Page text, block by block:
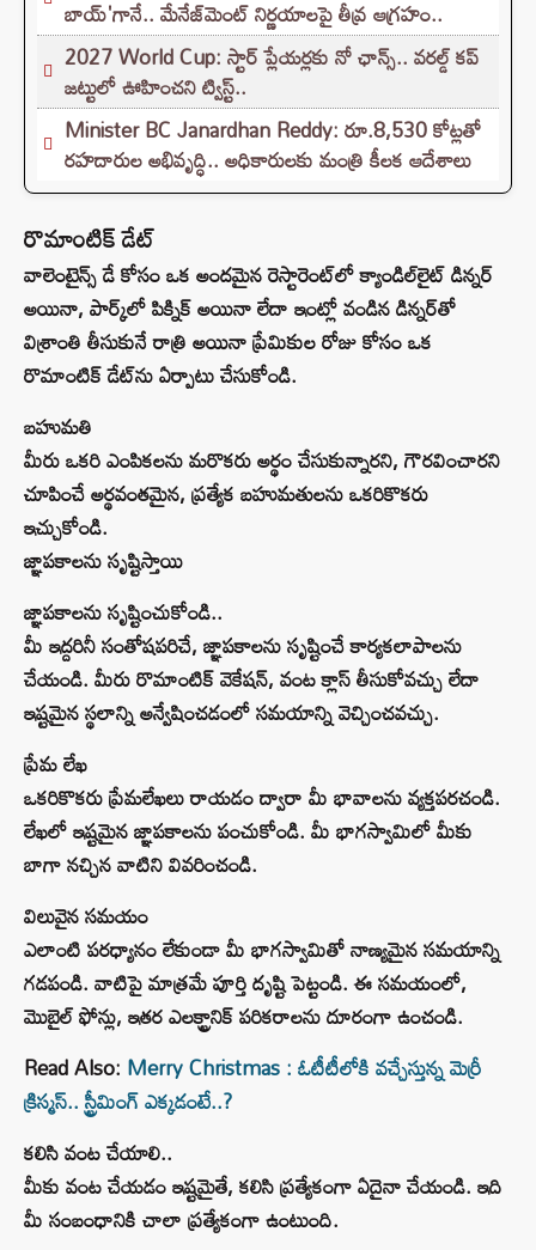
బాయ్'గానే.. మేనేజ్‌మెంట్ నిర్ణయాలపై తీవ్ర ఆగ్రహం..
2027 World Cup: స్టార్ ప్లేయర్లకు నో ఛాన్స్.. వరల్డ్ కప్
జట్టులో ఊహించని ట్విస్ట్..
Minister BC Janardhan Reddy: రూ.8,530 కోట్లతో
రహదారుల అభివృద్ధి.. అధికారులకు మంత్రి కీలక ఆదేశాలు
రొమాంటిక్‌ డేట్
వాలెంటైన్స్ డే కోసం ఒక అందమైన రెస్టారెంట్‌లో క్యాండిల్‌లైట్ డిన్నర్
అయినా, పార్క్‌లో పిక్నిక్ అయినా లేదా ఇంట్లో వండిన డిన్నర్‌తో
విశ్రాంతి తీసుకునే రాత్రి అయినా ప్రేమికుల రోజు కోసం ఒక
రొమాంటిక్ డేట్‌ను ఏర్పాటు చేసుకోండి.
బహుమతి
మీరు ఒకరి ఎంపికలను మరొకరు అర్థం చేసుకున్నారని, గౌరవించారని
చూపించే అర్థవంతమైన, ప్రత్యేక బహుమతులను ఒకరికొకరు
ఇచ్చుకోండి.
జ్ఞాపకాలను సృష్టిస్తాయి
జ్ఞాపకాలను సృష్టించుకోండి..
మీ ఇద్దరినీ సంతోషపరిచే, జ్ఞాపకాలను సృష్టించే కార్యకలాపాలను
చేయండి. మీరు రొమాంటిక్ వెకేషన్, వంట క్లాస్ తీసుకోవచ్చు లేదా
ఇష్టమైన స్థలాన్ని అన్వేషించడంలో సమయాన్ని వెచ్చించవచ్చు.
ప్రేమ లేఖ
ఒకరికొకరు ప్రేమలేఖలు రాయడం ద్వారా మీ భావాలను వ్యక్తపరచండి.
లేఖలో ఇష్టమైన జ్ఞాపకాలను పంచుకోండి. మీ భాగస్వామిలో మీకు
బాగా నచ్చిన వాటిని వివరించండి.
విలువైన సమయం
ఎలాంటి పరధ్యానం లేకుండా మీ భాగస్వామితో నాణ్యమైన సమయాన్ని
గడపండి. వాటిపై మాత్రమే పూర్తి దృష్టి పెట్టండి. ఈ సమయంలో,
మొబైల్ ఫోన్లు, ఇతర ఎలక్ట్రానిక్ పరికరాలను దూరంగా ఉంచండి.
Read Also: Merry Christmas : ఓటీటీలోకి వచ్చేస్తున్న మెర్రీ
క్రిస్మస్.. స్ట్రీమింగ్ ఎక్కడంటే..?
కలిసి వంట చేయాలి..
మీకు వంట చేయడం ఇష్టమైతే, కలిసి ప్రత్యేకంగా ఏదైనా చేయండి. ఇది
మీ సంబంధానికి చాలా ప్రత్యేకంగా ఉంటుంది.